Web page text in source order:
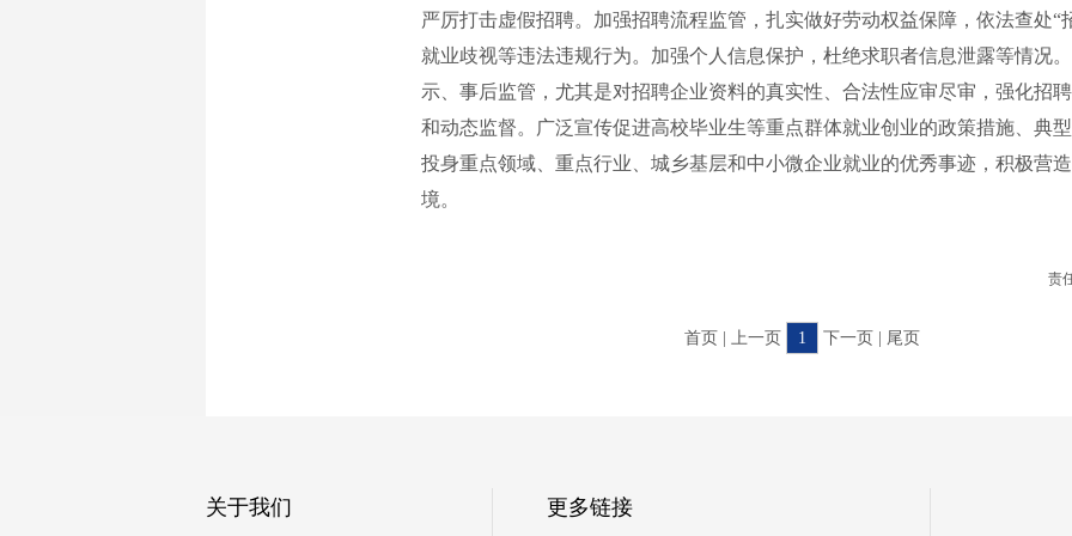
严厉打击虚假招聘。加强招聘流程监管，扎实做好劳动权益保障，依法查处“
就业歧视等违法违规行为。加强个人信息保护，杜绝求职者信息泄露等情况
示、事后监管，尤其是对招聘企业资料的真实性、合法性应审尽审，强化招
和动态监督。广泛宣传促进高校毕业生等重点群体就业创业的政策措施、典
投身重点领域、重点行业、城乡基层和中小微企业就业的优秀事迹，积极营
境。
责
首页 | 上一页 1 下一页 | 尾页
关于我们 更多链接